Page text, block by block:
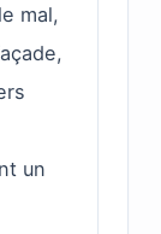
mal,
un